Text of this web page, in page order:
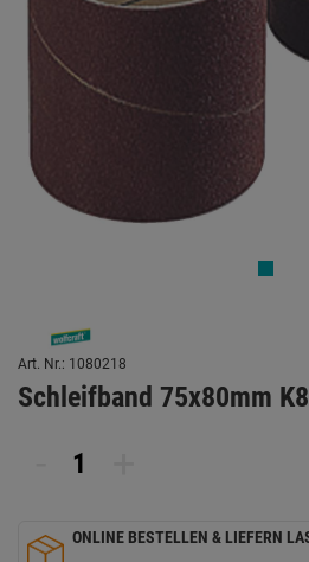
Art. Nr.: 1080218
Schleifband 75x80mm
ONLINE BESTELLEN & LIEFERN